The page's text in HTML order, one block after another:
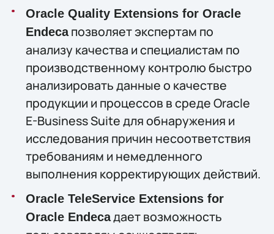
Oracle Quality Extensions for Oracle
Endecaпозволяет экспертам по
анализу качества и специалистам по
производственному контролю быстро
анализировать данные о качестве
продукции и процессов в среде Oracle
E-Business Suite для обнаружения и
исследования причин несоответствия
требованиям и немедленного
выполнения корректирующих действий.
Oracle TeleService Extensions for
Oracle Endecaдает возможность